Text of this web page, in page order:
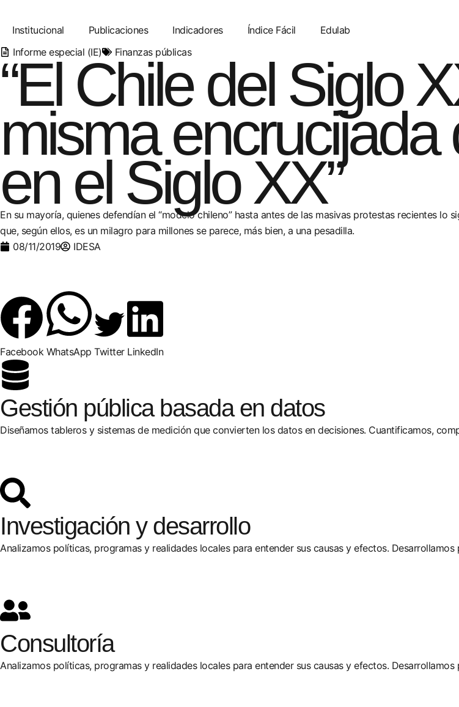
Institucional Publicaciones Indicadores Índice Fácil
Edulab
Informe especial (IE)
Finanzas públicas
“El Chile del Siglo
misma encrucijada
en el Siglo XX”
En su mayoría, quienes defendían el “modelo chileno” hasta antes de las masivas protestas recientes
que, según ellos, es un milagro para millones se parece, más bien, a una pesadilla.
08/11/2019
IDESA
Facebook WhatsApp Twitter LinkedIn
Gestión pública basada en datos
Diseñamos tableros y sistemas de medición que convierten los datos en decisiones. Cuantificamos,
Investigación y desarrollo
Analizamos políticas, programas y realidades locales para entender sus causas y efectos.
Consultoría
Analizamos políticas, programas y realidades locales para entender sus causas y efectos.